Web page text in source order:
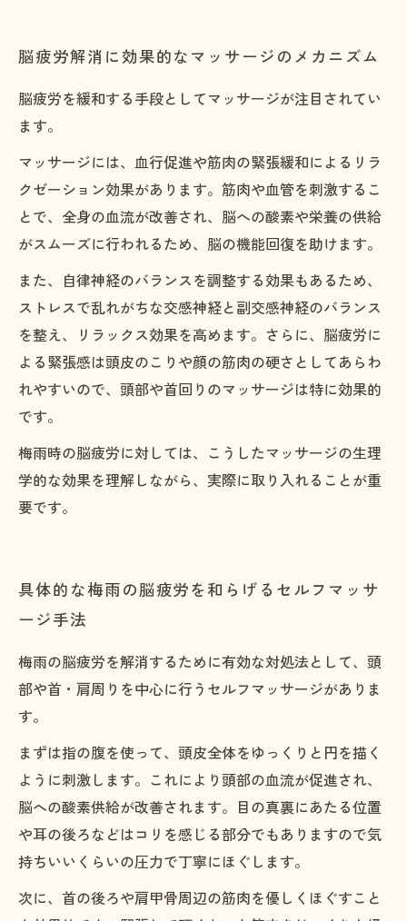
脳疲労解消に効果的なマッサージのメカニズム
脳疲労を緩和する手段としてマッサージが注目されてい
ます。
マッサージには、血行促進や筋肉の緊張緩和によるリラ
クゼーション効果があります。筋肉や血管を刺激するこ
とで、全身の血流が改善され、脳への酸素や栄養の供給
がスムーズに行われるため、脳の機能回復を助けます。
また、自律神経のバランスを調整する効果もあるため、
ストレスで乱れがちな交感神経と副交感神経のバランス
を整え、リラックス効果を高めます。さらに、脳疲労に
よる緊張感は頭皮のこりや顔の筋肉の硬さとしてあらわ
れやすいので、頭部や首回りのマッサージは特に効果的
です。
梅雨時の脳疲労に対しては、こうしたマッサージの生理
学的な効果を理解しながら、実際に取り入れることが重
要です。
具体的な梅雨の脳疲労を和らげるセルフマッサ
ージ手法
梅雨の脳疲労を解消するために有効な対処法として、頭
部や首・肩周りを中心に行うセルフマッサージがありま
す。
まずは指の腹を使って、頭皮全体をゆっくりと円を描く
ように刺激します。これにより頭部の血流が促進され、
脳への酸素供給が改善されます。目の真裏にあたる位置
や耳の後ろなどはコリを感じる部分でもありますので気
持ちいいくらいの圧力で丁寧にほぐします。
次に、首の後ろや肩甲骨周辺の筋肉を優しくほぐすこと